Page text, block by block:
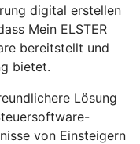
digital erstellen
Mein ELSTER
bereitstellt und
bietet.
Lösung
von Einsteigern